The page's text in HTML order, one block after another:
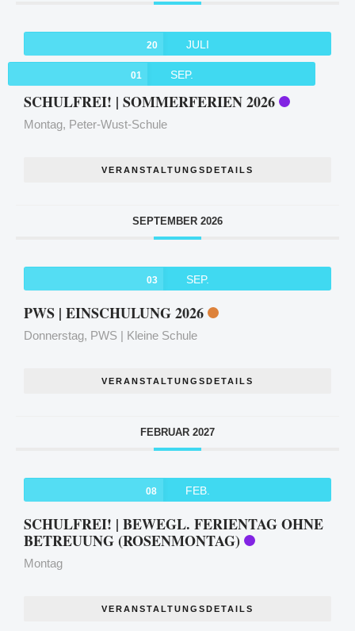
20 JULI
01 SEP.
SCHULFREI! | SOMMERFERIEN 2026
Montag, Peter-Wust-Schule
VERANSTALTUNGSDETAILS
SEPTEMBER 2026
03 SEP.
PWS | EINSCHULUNG 2026
Donnerstag, PWS | Kleine Schule
VERANSTALTUNGSDETAILS
FEBRUAR 2027
08 FEB.
SCHULFREI! | BEWEGL. FERIENTAG OHNE
BETREUUNG (ROSENMONTAG)
Montag
VERANSTALTUNGSDETAILS